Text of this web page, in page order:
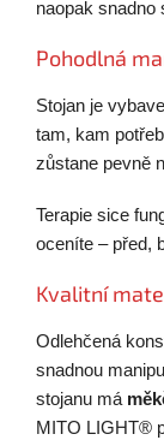
naopak snadno
Pohodlná
Stojan je
tam, kam
zůstane pevně
Terapie sice
oceníte – před,
Kvalitní
Odlehčená
snadnou
stojanu má
MITO LIGHT®